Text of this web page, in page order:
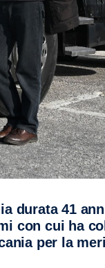
durata 41
con cui ha
per la